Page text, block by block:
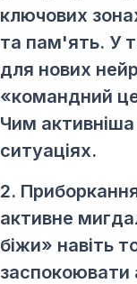
ключових
та пам'ять. У
для нових
«командний
Чим
ситуаціях.
2.
активне
біжи» навіть
заспокоювати